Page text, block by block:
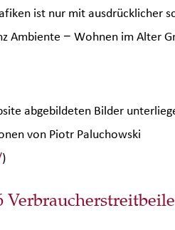
ist nur mit ausdrücklicher
Ambiente − Wohnen im Alter
abgebildeten Bilder
von Piotr Paluchowski
)